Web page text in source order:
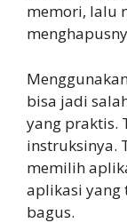
memori, lalu
bisa jadi
yang praktis.
instruksinya.
memilih
aplikasi yang
bagus.